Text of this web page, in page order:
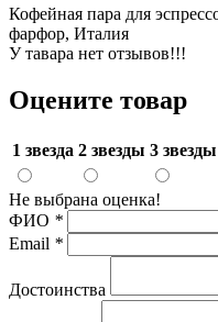
Кофейная пара для
фарфор, Италия
У тавара нет отзывов!!!
Оцените товар
1 звезда 2 звезды 3 звезды
Не выбрана оценка!
ФИО *
Email *
Достоинства